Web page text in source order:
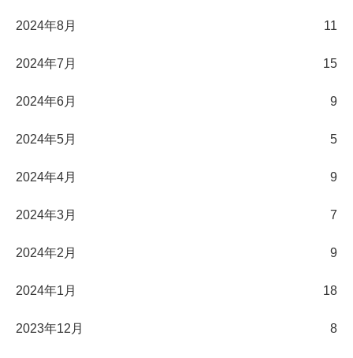
2024年8月 11
2024年7月 15
2024年6月 9
2024年5月 5
2024年4月 9
2024年3月 7
2024年2月 9
2024年1月 18
2023年12月 8